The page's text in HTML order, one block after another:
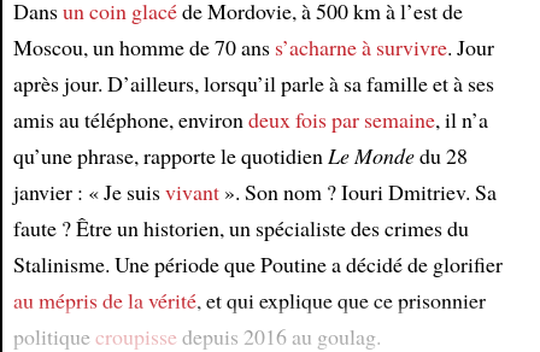
Article
Dansun coin glacéde Mordovie, à 500 km à l’est de
Moscou, un homme de 70 ans s’acharne à survivre. Jour
après jour. D’ailleurs, lorsqu’il parle à sa famille et à ses
amis au téléphone, environdeux fois par semaine, il n’a
qu’une phrase, rapporte le quotidienLe Mondedu 28
janvier : « Je suisvivant». Son nom ? Iouri Dmitriev. Sa
faute ? Être un historien, un spécialiste des crimes du
Stalinisme. Une période que Poutine a décidé de glorifier
au mépris de la vérité, et qui explique que ce prisonnier
politiquecroupisse depuis 2016 au goulag.